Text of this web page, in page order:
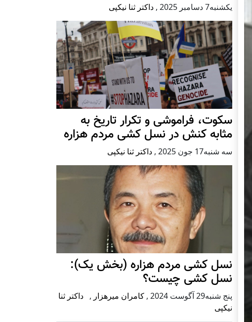
يكشنبه7 دسامبر 2025 , داکتر ثنا نیکپی
سکوت، فراموشی و تکرار تاريخ به
مثابه کنش در نسل کشی مردم هزاره
سه شنبه17 جون 2025 , داکتر ثنا نیکپی
نسل کشی مردم هزاره (بخش یک):
نسل کشی چیست؟
پنج شنبه29 آگوست 2024 , کامران میرهزار , داکتر ثنا
نیکپی